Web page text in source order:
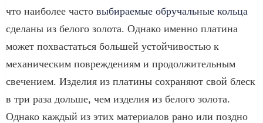
что наиболее часто выбираемые обручальные кольца
сделаны из белого золота. Однако именно платина
может похвастаться большей устойчивостью к
механическим повреждениям и продолжительным
свечением. Изделия из платины сохраняют свой блеск
в три раза дольше, чем изделия из белого золота.
Однако каждый из этих материалов рано или поздно